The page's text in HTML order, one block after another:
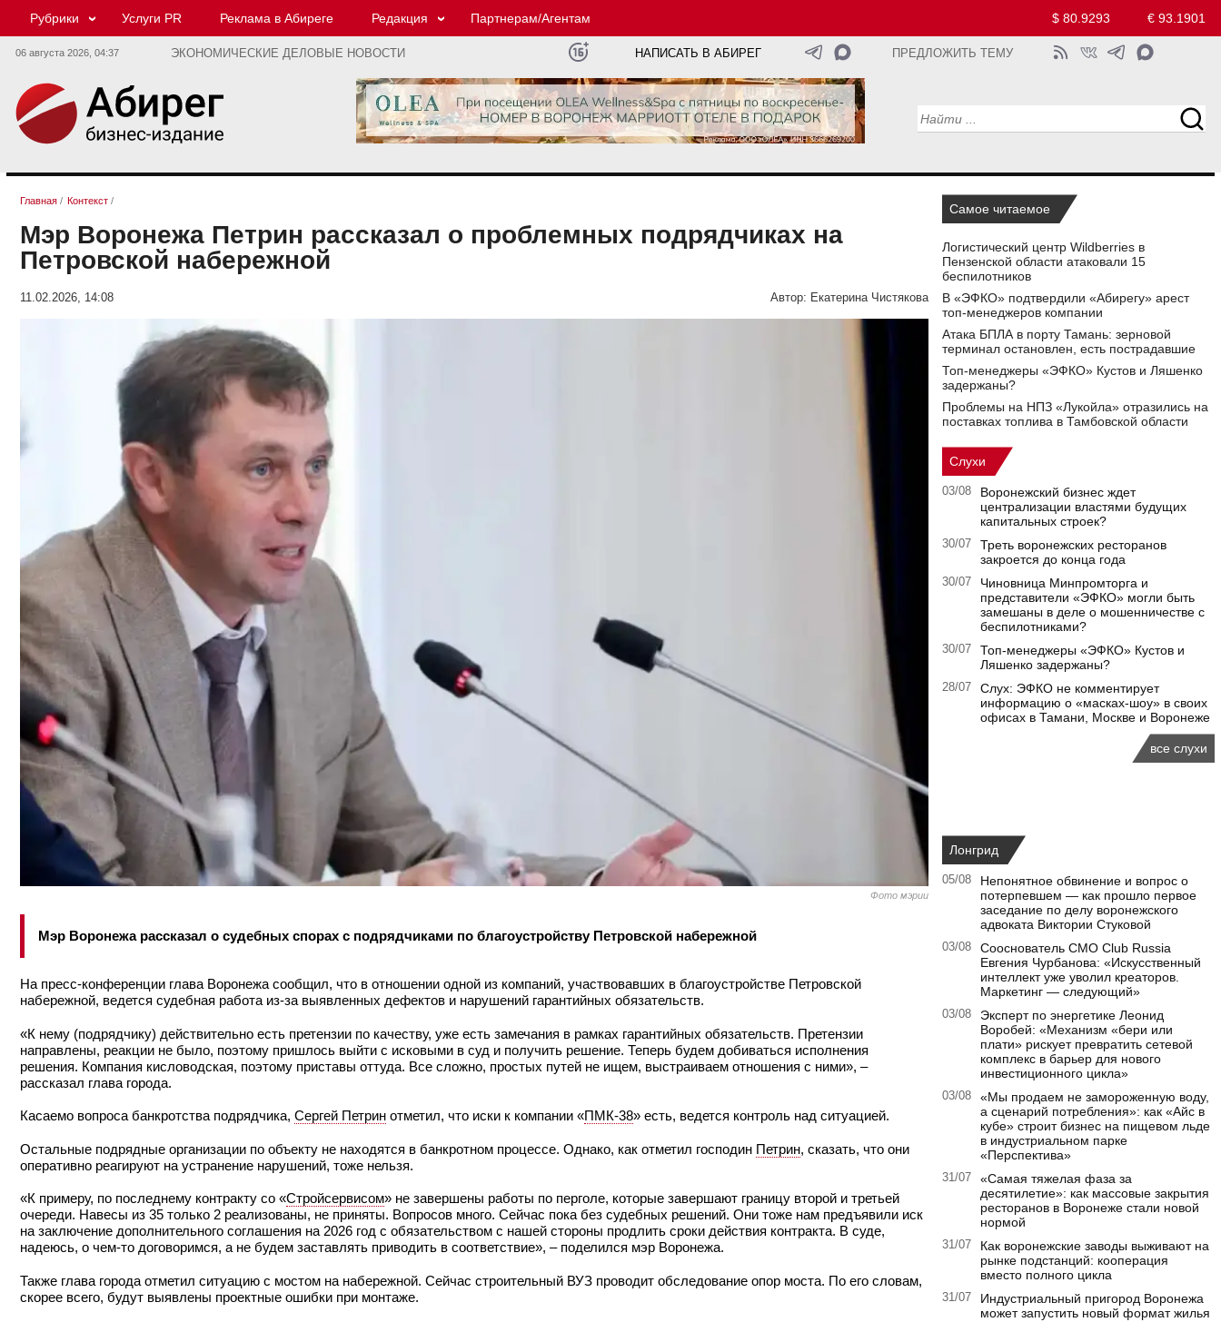
Рубрики Услуги PR Реклама в Абиреге Редакция Партнерам/Агентам $ 80.9293 € 93.1901
06 августа 2026, 04:37 ЭКОНОМИЧЕСКИЕ ДЕЛОВЫЕ НОВОСТИ НАПИСАТЬ В АБИРЕГ ПРЕДЛОЖИТЬ ТЕМУ
Главная / Контекст /
Мэр Воронежа Петрин рассказал о проблемных подрядчиках на
Петровской набережной
11.02.2026, 14:08 Автор: Екатерина Чистякова
Фото мэрии
Мэр Воронежа рассказал о судебных спорах с подрядчиками по благоустройству Петровской набережной
На пресс-конференции глава Воронежа сообщил, что в отношении одной из компаний, участвовавших в благоустройстве Петровской
набережной, ведется судебная работа из-за выявленных дефектов и нарушений гарантийных обязательств.
«К нему (подрядчику) действительно есть претензии по качеству, уже есть замечания в рамках гарантийных обязательств. Претензии
направлены, реакции не было, поэтому пришлось выйти с исковыми в суд и получить решение. Теперь будем добиваться исполнения
решения. Компания кисловодская, поэтому приставы оттуда. Все сложно, простых путей не ищем, выстраиваем отношения с ними», –
рассказал глава города.
Касаемо вопроса банкротства подрядчика, Сергей Петрин отметил, что иски к компании «ПМК-38» есть, ведется контроль над ситуацией.
Остальные подрядные организации по объекту не находятся в банкротном процессе. Однако, как отметил господин Петрин, сказать, что они
оперативно реагируют на устранение нарушений, тоже нельзя.
«К примеру, по последнему контракту со «Стройсервисом» не завершены работы по перголе, которые завершают границу второй и третьей
очереди. Навесы из 35 только 2 реализованы, не приняты. Вопросов много. Сейчас пока без судебных решений. Они тоже нам предъявили иск
на заключение дополнительного соглашения на 2026 год с обязательством с нашей стороны продлить сроки действия контракта. В суде,
надеюсь, о чем-то договоримся, а не будем заставлять приводить в соответствие», – поделился мэр Воронежа.
Также глава города отметил ситуацию с мостом на набережной. Сейчас строительный ВУЗ проводит обследование опор моста. По его словам,
скорее всего, будут выявлены проектные ошибки при монтаже.
Самое читаемое
Логистический центр Wildberries в
Пензенской области атаковали 15
беспилотников
В «ЭФКО» подтвердили «Абирегу» арест
топ-менеджеров компании
Атака БПЛА в порту Тамань: зерновой
терминал остановлен, есть пострадавшие
Топ-менеджеры «ЭФКО» Кустов и Ляшенко
задержаны?
Проблемы на НПЗ «Лукойла» отразились на
поставках топлива в Тамбовской области
Слухи
03/08
Воронежский бизнес ждет
централизации властями будущих
капитальных строек?
30/07
Треть воронежских ресторанов
закроется до конца года
30/07
Чиновница Минпромторга и
представители «ЭФКО» могли быть
замешаны в деле о мошенничестве с
беспилотниками?
30/07
Топ-менеджеры «ЭФКО» Кустов и
Ляшенко задержаны?
28/07
Слух: ЭФКО не комментирует
информацию о «масках-шоу» в своих
офисах в Тамани, Москве и Воронеже
все слухи
Лонгрид
05/08
Непонятное обвинение и вопрос о
потерпевшем — как прошло первое
заседание по делу воронежского
адвоката Виктории Стуковой
03/08
Сооснователь CMO Club Russia
Евгения Чурбанова: «Искусственный
интеллект уже уволил креаторов.
Маркетинг — следующий»
03/08
Эксперт по энергетике Леонид
Воробей: «Механизм «бери или
плати» рискует превратить сетевой
комплекс в барьер для нового
инвестиционного цикла»
03/08
«Мы продаем не замороженную воду,
а сценарий потребления»: как «Айс в
кубе» строит бизнес на пищевом льде
в индустриальном парке
«Перспектива»
31/07
«Самая тяжелая фаза за
десятилетие»: как массовые закрытия
ресторанов в Воронеже стали новой
нормой
31/07
Как воронежские заводы выживают на
рынке подстанций: кооперация
вместо полного цикла
31/07
Индустриальный пригород Воронежа
может запустить новый формат жилья